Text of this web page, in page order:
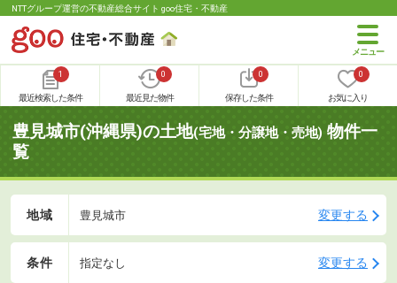
NTTグループ運営の不動産総合サイト goo住宅・不動産
1
最近検索した条件
0
最近見た物件
0
保存した条件
0
お気に入り
豊見城市(沖縄県)の土地(宅地・分譲地・売地) 物件一
覧
地域 豊見城市 変更する
条件 指定なし 変更する